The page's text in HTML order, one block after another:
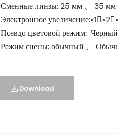
Сменные линзы: 25 мм 、 35
Электронное
Псевдо цветовой режим:
Режим сцены: обычный 、
Download